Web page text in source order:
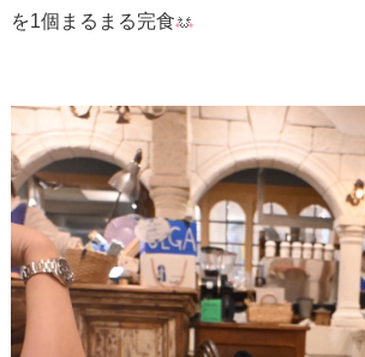
を1個まるまる完食